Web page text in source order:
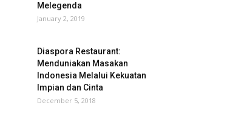
Melegenda
January 2, 2019
Diaspora Restaurant:
Menduniakan Masakan
Indonesia Melalui Kekuatan
Impian dan Cinta
December 5, 2018